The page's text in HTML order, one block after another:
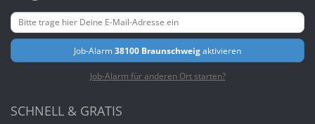
Job-Alarm38100 Braunschweigaktivieren
Job-Alarm für anderen Ort starten?
SCHNELL & GRATIS